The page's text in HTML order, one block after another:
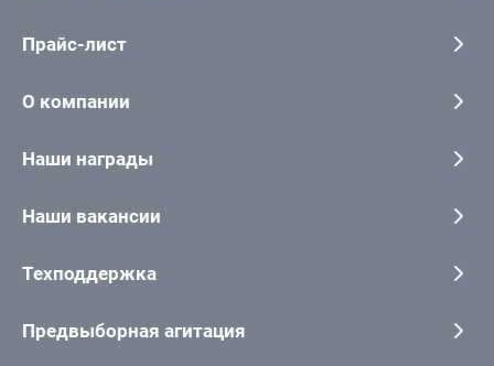
Прайс-лист
О компании
Наши награды
Наши вакансии
Техподдержка
Предвыборная агитация